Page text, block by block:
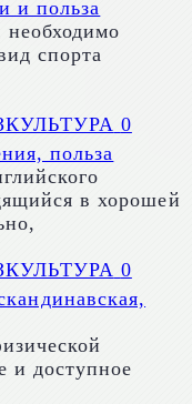
и польза
спорта
0
польза
в хорошей
0
и доступное